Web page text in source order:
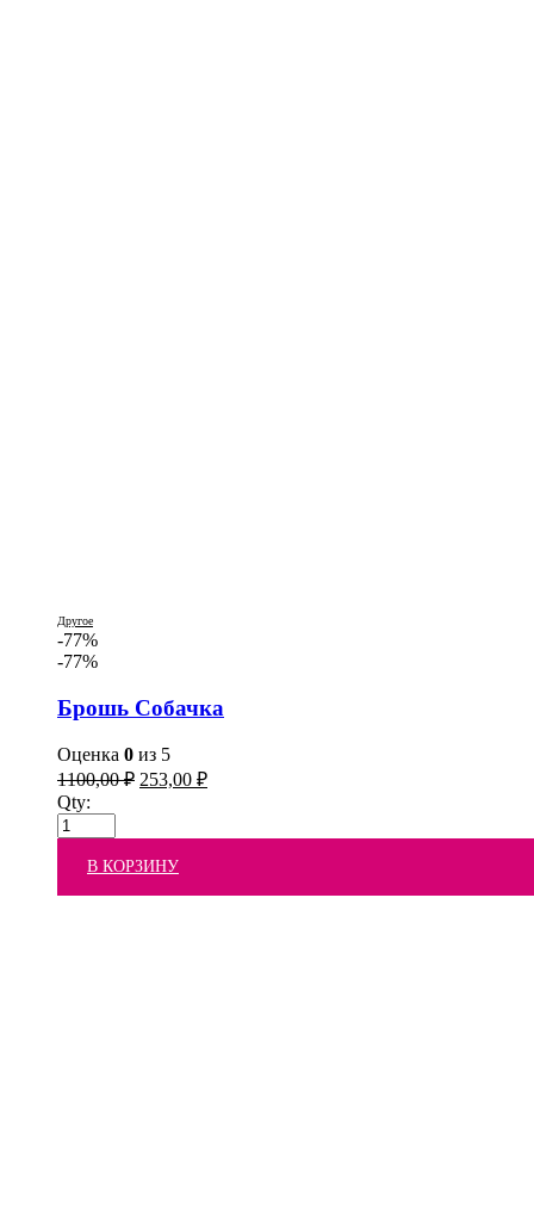
Другое
-77%
-77%
Брошь Собачка
Оценка 0 из 5
1100,00₽ 253,00 ₽
Qty:
В КОРЗИНУ